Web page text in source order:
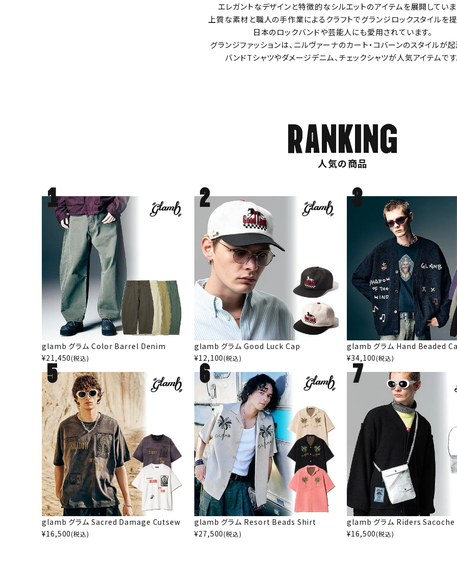
エレガントなデザインと特徴的なシルエットのアイテムを展開していま
上質な素材と職人の手作業によるクラフトでグランジロックスタイルを
日本のロックバンドや芸能人にも愛用されています。
グランジファッションは、ニルヴァーナのカート・コバーンのスタイルが起
バンドTシャツやダメージデニム、チェックシャツが人気アイテムです
RANKING
人気の商品
glamb グラム Color Barrel Denim
¥21,450(税込)
glamb グラム Good Luck Cap
¥12,100(税込)
glamb グラム Hand Beaded
¥34,100(税込)
glamb グラム Sacred Damage Cutsew
¥16,500(税込)
glamb グラム Resort Beads Shirt
¥27,500(税込)
glamb グラム Riders
¥16,500(税込)